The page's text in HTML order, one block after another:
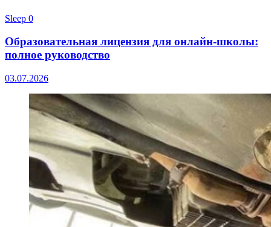
Sleep 0
Образовательная лицензия для онлайн-школы:
полное руководство
03.07.2026